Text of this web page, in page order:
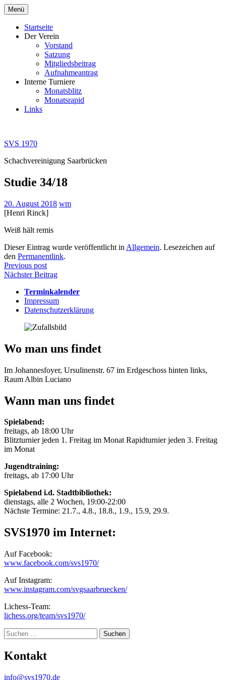
Zum
Inhalt
springen
Menü
Startseite
Der Verein
Vorstand
Satzung
Mitgliedsbeitrag
Aufnahmeantrag
Interne Turniere
Monatsblitz
Monatsrapid
Links
SVS 1970
Schachvereinigung Saarbrücken
Studie 34/18
20. August 2018 wm
[Henri Rinck]
Weiß hält remis
Dieser Eintrag wurde veröffentlicht in Allgemein. Lesezeichen auf
den Permanentlink.
Beitragsnavigation
Previous post
Nächster Beitrag
Terminkalender
Impressum
Datenschutzerklärung
Wo man uns findet
Im Johannesfoyer, Ursulinenstr. 67 im Erdgeschoss hinten links,
Raum Albin Luciano
Wann man uns findet
Spielabend:
freitags, ab 18:00 Uhr
Blitzturnier jeden 1. Freitag im Monat Rapidturnier jeden 3. Freitag
im Monat
Jugendtraining:
freitags, ab 17:00 Uhr
Spielabend i.d. Stadtbibliothek:
dienstags, alle 2 Wochen, 19:00-22:00
Nächste Termine: 21.7., 4.8., 18.8., 1.9., 15.9, 29.9.
SVS1970 im Internet:
Auf Facebook:
www.facebook.com/svs1970/
Auf Instagram:
www.instagram.com/svgsaarbruecken/
Lichess-Team:
lichess.org/team/svs1970/
Suche
Kontakt
info@svs1970.de